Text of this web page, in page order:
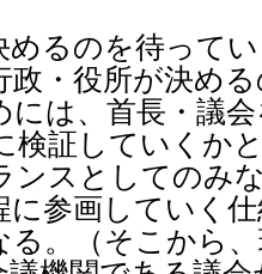
るのを待って
政・役所が決め
には、首長・議
検証していくか
ンスとしてのみ
に参画していく
る。（そこから